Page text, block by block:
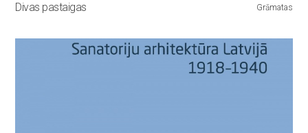
Divas pastaigas Grāmatas